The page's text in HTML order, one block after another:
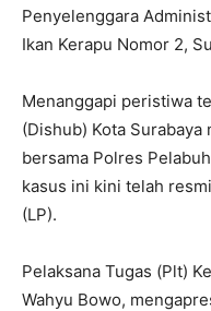
Penyelenggara
Ikan Kerapu Nomor 2,
Menanggapi peristiwa
(Dishub) Kota
bersama Polres
kasus ini kini telah
(LP).
Pelaksana Tugas (Plt)
Wahyu Bowo,